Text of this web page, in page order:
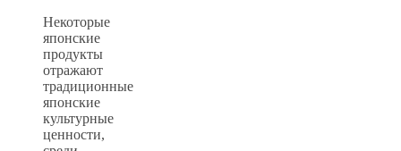
Некоторые
японские
продукты
отражают
традиционные
японские
культурные
ценности,